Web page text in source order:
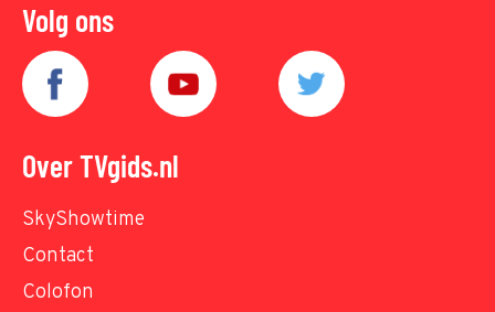
Volg ons
Over TVgids.nl
SkyShowtime
Contact
Colofon